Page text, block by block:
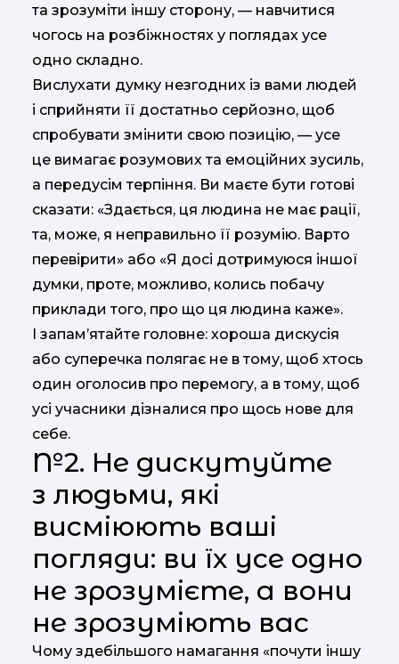
та зрозуміти іншу сторону, — навчитися
чогось на розбіжностях у поглядах усе
одно складно.
Вислухати думку незгодних із вами людей
і сприйняти її достатньо серйозно, щоб
спробувати змінити свою позицію, — усе
це вимагає розумових та емоційних зусиль,
а передусім терпіння. Ви маєте бути готові
сказати: «Здається, ця людина не має рації,
та, може, я неправильно її розумію. Варто
перевірити» або «Я досі дотримуюся іншої
думки, проте, можливо, колись побачу
приклади того, про що ця людина каже».
І запам’ятайте головне: хороша дискусія
або суперечка полягає не в тому, щоб хтось
один оголосив про перемогу, а в тому, щоб
усі учасники дізналися про щось нове для
себе.
№2. Не дискутуйте
з людьми, які
висміюють ваші
погляди: ви їх усе одно
не зрозумієте, а вони
не зрозуміють вас
Чому здебільшого намагання «почути іншу